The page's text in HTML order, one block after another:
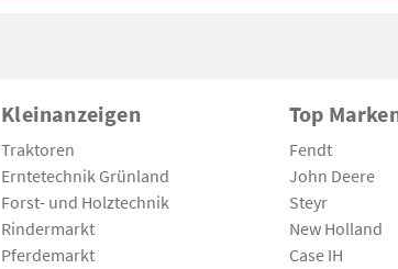
Kleinanzeigen
Traktoren
Erntetechnik Grünland
Forst- und Holztechnik
Rindermarkt
Pferdemarkt
Top
Fendt
John Deere
Steyr
New Holland
Case IH